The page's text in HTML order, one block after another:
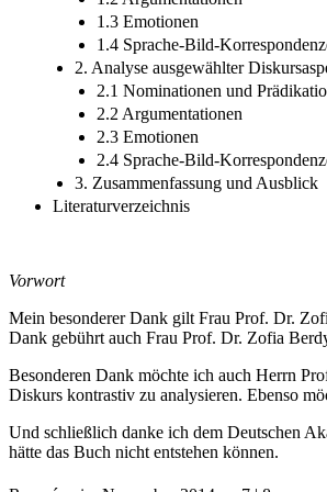
1.3 Emotionen
1.4 Sprache-Bild-
2. Analyse ausgewählter
2.1 Nominationen und
2.2 Argumentationen
2.3 Emotionen
2.4 Sprache-Bild-
3. Zusammenfassung und Ausblick
Literaturverzeichnis
Vorwort
Mein besonderer Dank gilt Frau Prof. Dr.
Dank gebührt auch Frau Prof. Dr. Zofia
Besonderen Dank möchte ich auch Herrn
Diskurs kontrastiv zu analysieren. Ebenso
Und schließlich danke ich dem Deutschen
hätte das Buch nicht entstehen können.